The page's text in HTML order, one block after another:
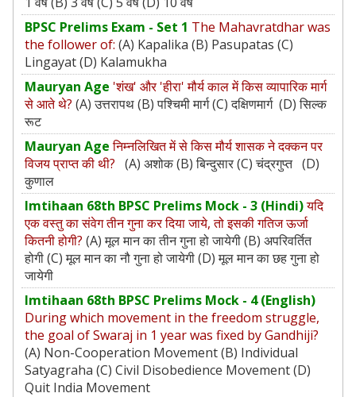
BPSC Prelims Exam - Set 1 The Mahavratdhar was
the follower of: (A) Kapalika (B) Pasupatas (C)
Lingayat (D) Kalamukha
Mauryan Age 'शंख' और 'हीरा' मौर्य काल में किस व्यापारिक मार्ग
से आते थे? (A) उत्तरापथ (B) पश्चिमी मार्ग (C) दक्षिणमार्ग (D) सिल्क
रूट
Mauryan Age निम्नलिखित में से किस मौर्य शासक ने दक्कन पर
विजय प्राप्त की थी? (A) अशोक (B) बिन्दुसार (C) चंद्रगुप्त (D)
कुणाल
Imtihaan 68th BPSC Prelims Mock - 3 (Hindi)यदि
एक वस्‍तु का संवेग तीन गुना कर दिया जाये, तो इसकी गतिज ऊर्जा
कितनी होगी? (A) मूल मान का तीन गुना हो जायेगी (B) अपरिवर्तित
होगी (C) मूल मान का नौ गुना हो जायेगी (D) मूल मान का छह गुना हो
जायेगी
Imtihaan 68th BPSC Prelims Mock - 4 (English)
During which movement in the freedom struggle,
the goal of Swaraj in 1 year was fixed by Gandhiji?
(A) Non-Cooperation Movement (B) Individual
Satyagraha (C) Civil Disobedience Movement (D)
Quit India Movement